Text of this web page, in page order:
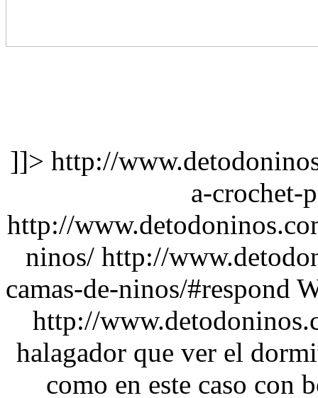
]]> http://
a-crochet-
http://
ninos/ http://
camas-de-ninos/#respond
http://
halagador que ver el
como en este caso con